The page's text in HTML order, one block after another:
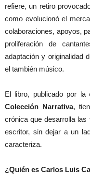
refiere, un retiro
como evolucionó el
colaboraciones, apoyos,
proliferación de
adaptación y originalidad
el también músico.
El libro, publicado por la
Colección Narrativa,
crónica que desarrolla
escritor, sin dejar a un
caracteriza.
¿Quién es Carlos Luis